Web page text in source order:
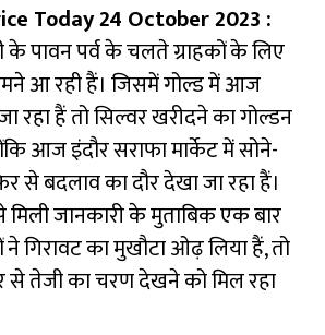
Today 24 October 2023 :
पावन पर्व के चलते ग्राहकों के लिए
आ रही हैं। जिसमें गोल्ड में आज
रहा हैं तो सिल्वर खरीदने का गोल्डन
आज इंदौर सराफा मार्केट में सोने-
से बदलाव का दौर देखा जा रहा हैं।
से मिली जानकारी के मुताबिक एक बार
ने गिरावट का मुखौटा ओढ़ लिया हैं, तो
से तेजी का चरण देखने को मिल रहा